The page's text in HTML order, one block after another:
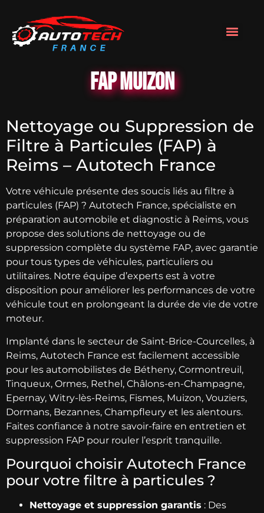
FAP Muizon
Nettoyage ou Suppression de
Filtre à Particules (FAP) à
Reims – Autotech France
Votre véhicule présente des soucis liés au filtre à
particules (FAP) ? Autotech France, spécialiste en
préparation automobile et diagnostic à Reims, vous
propose des solutions de nettoyage ou de
suppression complète du système FAP, avec garantie
pour tous types de véhicules, particuliers ou
utilitaires. Notre équipe d’experts est à votre
disposition pour améliorer les performances de votre
véhicule tout en prolongeant la durée de vie de votre
moteur.
Implanté dans le secteur de Saint-Brice-Courcelles, à
Reims, Autotech France est facilement accessible
pour les automobilistes de Bétheny, Cormontreuil,
Tinqueux, Ormes, Rethel, Châlons-en-Champagne,
Epernay, Witry-lès-Reims, Fismes, Muizon, Vouziers,
Dormans, Bezannes, Champfleury et les alentours.
Faites confiance à notre savoir-faire en entretien et
suppression FAP pour rouler l’esprit tranquille.
Pourquoi choisir Autotech France
pour votre filtre à particules ?
Nettoyage et suppression garantis : Des